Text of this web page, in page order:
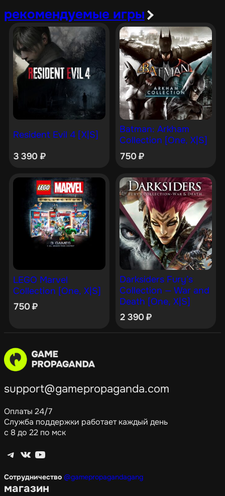
рекомендуемые игры
Resident Evil 4 [X|S]
3 390 ₽
Batman: Arkham
Collection [One, X|S]
750₽
LEGO Marvel
Collection [One, X|S]
750₽
Darksiders Fury’s
Collection — War and
Death [One, X|S]
2 390₽
support@gamepropaganda.com
Оплаты 24/7
Служба поддержки работает каждый день
с 8 до 22 по мск
Telegram ВКонтакте YouTube
Сотрудничество @gamepropagandagang
магазин